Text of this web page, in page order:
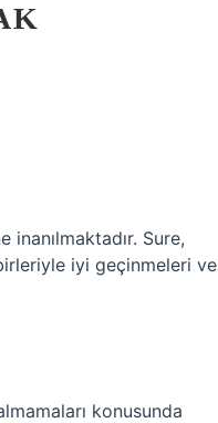
inanılmaktadır. Sure,
iyi geçinmeleri ve
konusunda